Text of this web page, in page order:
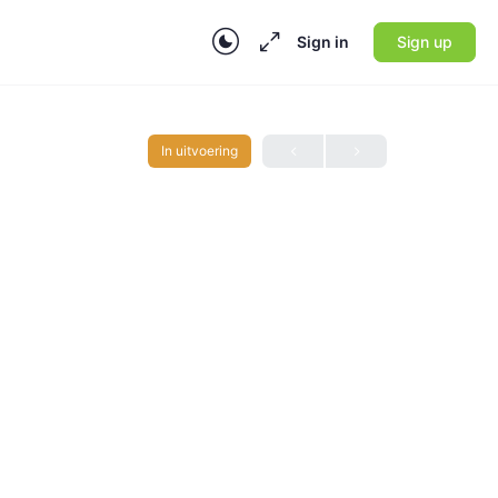
Sign in Sign up
In uitvoering